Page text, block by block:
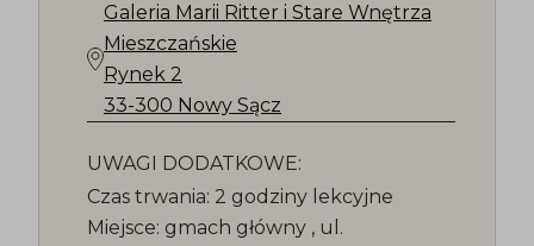
Galeria Marii Ritter i Stare Wnętrza
Mieszczańskie
Rynek 2
33-300 Nowy Sącz
UWAGI DODATKOWE:
Czas trwania: 2 godziny lekcyjne
Miejsce: gmach główny , ul.